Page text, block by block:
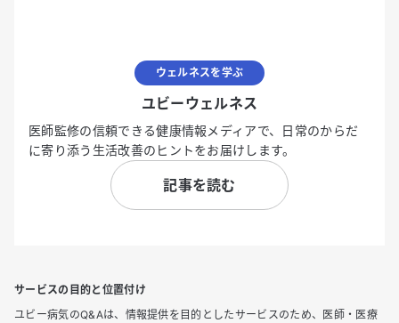
ウェルネスを学ぶ
ユビーウェルネス
医師監修の信頼できる健康情報メディアで、日常のからだ
に寄り添う生活改善のヒントをお届けします。
記事を読む
サービスの目的と位置付け
ユビー病気のQ&Aは、情報提供を目的としたサービスのため、医師・医療